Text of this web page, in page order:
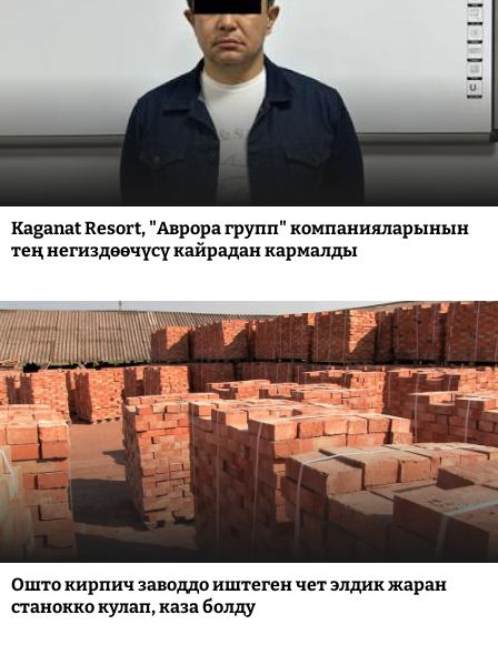
Kaganat Resort, "Аврора групп" компанияларынын
тең негиздөөчүсү кайрадан кармалды
Ошто кирпич заводдо иштеген чет элдик жаран
станокко кулап, каза болду